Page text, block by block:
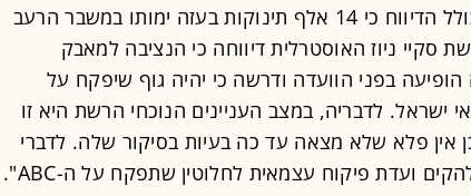
בדיווחים אנטי-ישראלים, כולל הדיווח כי 14 אלף תינוקות בעזה ימותו במשבר הרעב
48 שעות. רשת סקיי ניוז האוסטרלית דיווחה כי הנציבה למאבק
בפני הוועדה ודרשה כי יהיה גוף שיפקח על
ישראל. לדבריה, במצב העניינים הנוכחי הרשת היא זו
פלא שלא מצאה עד כה בעיות בסיקור שלה. לדברי
הנציבה, ג'יליאן סגל, "יש להקים ועדת פיקוח עצמאית לחלוטין שתפקח על ה-ABC".